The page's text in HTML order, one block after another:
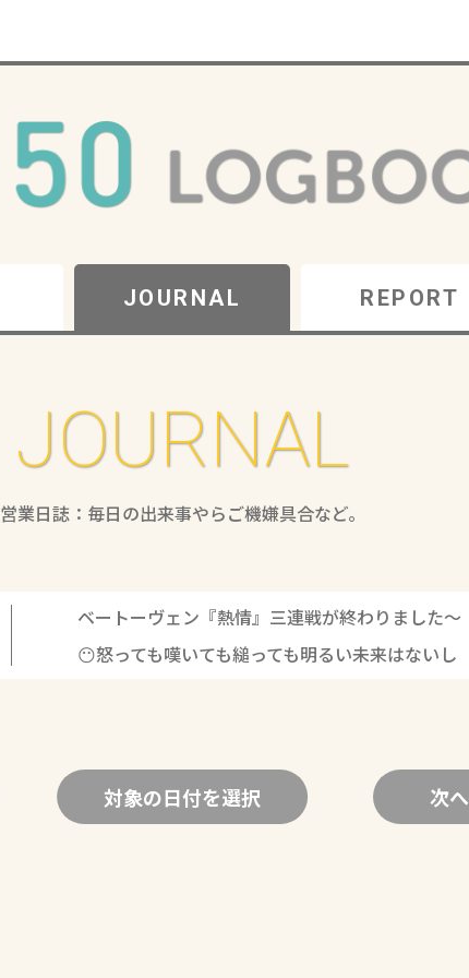
JOURNAL REPORT
JOURNAL
営業日誌：毎日の出来事やらご機嫌具合など。
ベートーヴェン『熱情』三連戦が終わりました～
😶怒っても嘆いても縋っても明るい未来はないし
次へ
対象の日付を選択